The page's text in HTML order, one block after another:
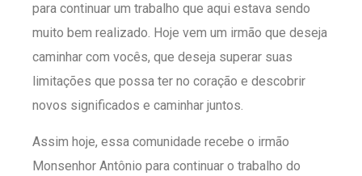
para continuar um trabalho que aqui estava sendo
muito bem realizado. Hoje vem um irmão que deseja
caminhar com vocês, que deseja superar suas
limitações que possa ter no coração e descobrir
novos significados e caminhar juntos.
Assim hoje, essa comunidade recebe o irmão
Monsenhor Antônio para continuar o trabalho do